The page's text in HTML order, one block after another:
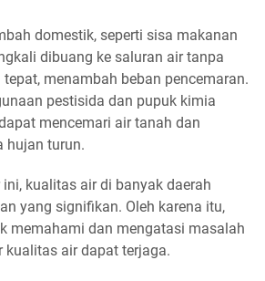
domestik, seperti sisa makanan
dibuang ke saluran air tanpa
menambah beban pencemaran.
pestisida dan pupuk kimia
mencemari air tanah dan
hujan turun.
kualitas air di banyak daerah
yang signifikan. Oleh karena itu,
memahami dan mengatasi masalah
kualitas air dapat terjaga.